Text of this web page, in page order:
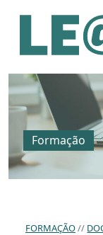
Ir para o
Informações
Mapa do site
Formação
FORMAÇÃO